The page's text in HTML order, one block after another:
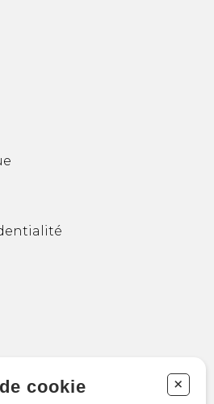
cookie +